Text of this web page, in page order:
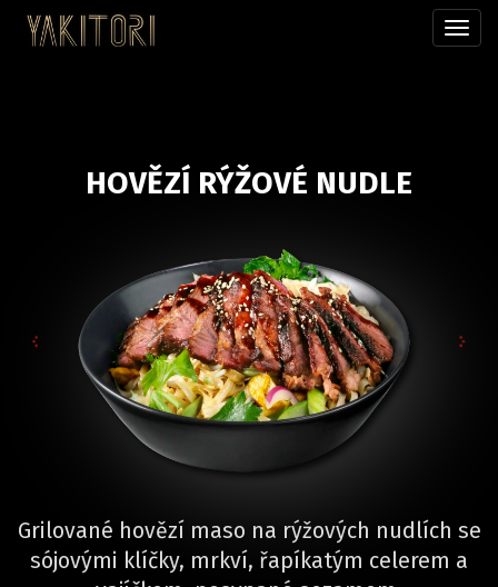
menu
HOVĚZÍ RÝŽOVÉ NUDLE
Grilované hovězí maso na rýžových nudlích se
sójovými klíčky, mrkví, řapíkatým celerem a